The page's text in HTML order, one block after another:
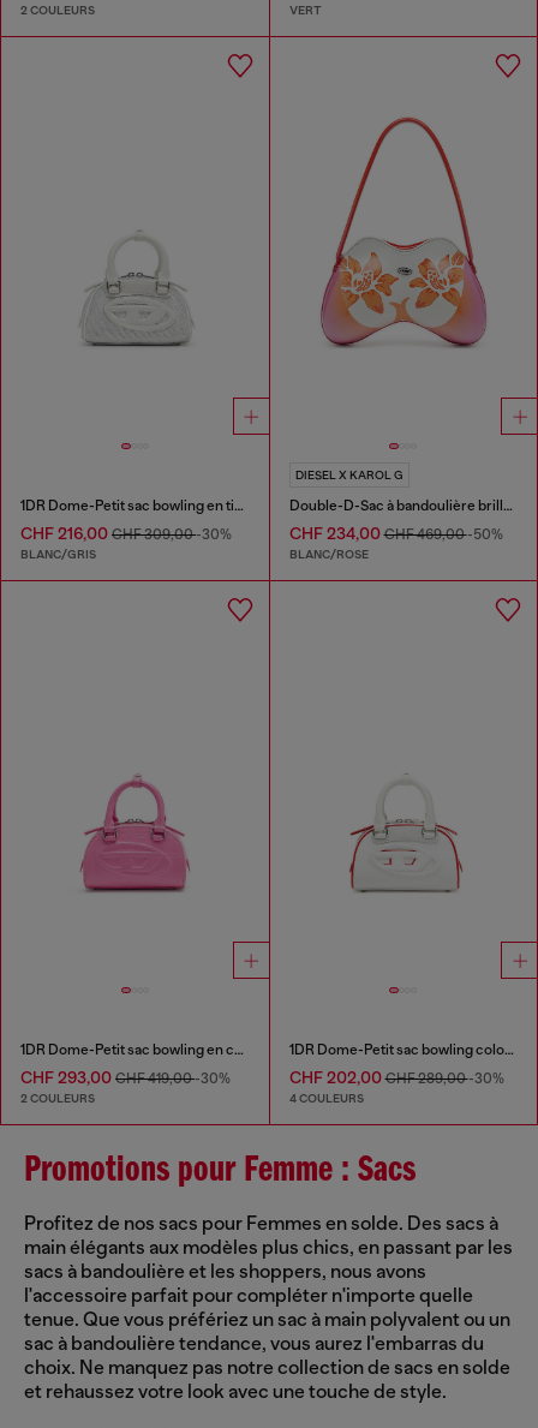
2 COULEURS VERT
1DR Dome-Petit sac bowling en tissu Lurex
CHF 216,00 CHF 309,00-30%
BLANC/GRIS
DIESEL X KAROL G
Double-D-Sac à bandoulière brillant avec imprimé lotus
CHF 234,00CHF 469,00-50%
BLANC/ROSE
1DR Dome-Petit sac bowling en cuir effet croco
CHF 293,00 CHF 419,00-30%
2 COULEURS
1DR Dome-Petit sac bowling color-block
CHF 202,00CHF 289,00-30%
4 COULEURS
Promotions pour Femme : Sacs
Profitez de nos sacs pour Femmes en solde. Des sacs à
main élégants aux modèles plus chics, en passant par les
sacs à bandoulière et les shoppers, nous avons
l'accessoire parfait pour compléter n'importe quelle
tenue. Que vous préfériez un sac à main polyvalent ou un
sac à bandoulière tendance, vous aurez l'embarras du
choix. Ne manquez pas notre collection de sacs en solde
et rehaussez votre look avec une touche de style.